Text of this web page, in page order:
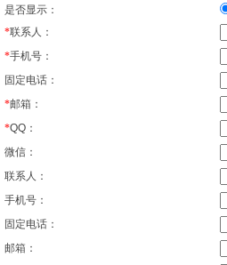
是否显示：
*联系人：
*手机号：
固定电话：
*邮箱：
*QQ：
微信：
联系人：
手机号：
固定电话：
邮箱：